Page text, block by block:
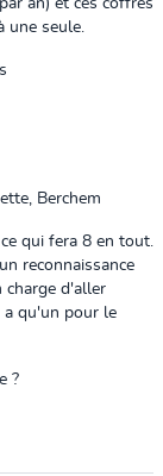
une seule.
Berchem
qui fera 8 en tout.
reconnaissance
charge d'aller
a qu'un pour le
?